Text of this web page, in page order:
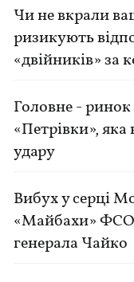
Чи не вкрали
ризикують
«двійників» за
Головне -
«Петрівки», яка
удару
Вибух у серці
«Майбахи» ФСО
генерала Чайко